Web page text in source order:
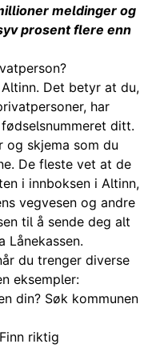
meldinger og
prosent flere enn
Det betyr at du,
har
ditt.
og skjema som du
De fleste vet at de
i innboksen i Altinn,
vegvesen og andre
til å sende deg alt
Lånekassen.
du trenger diverse
eksempler:
din? Søk kommunen
Finn riktig